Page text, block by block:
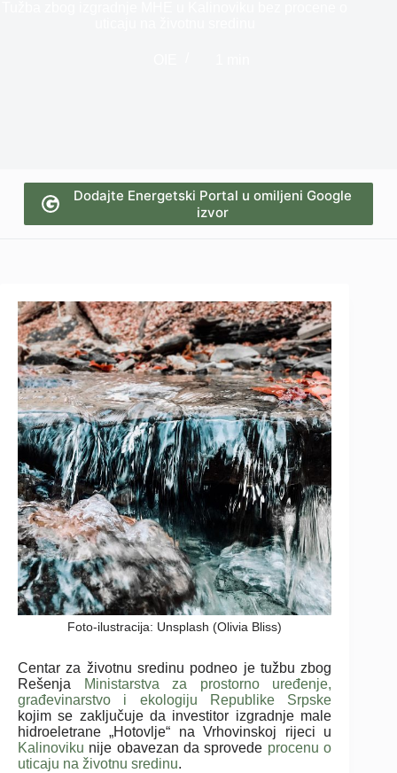
Dodajte Energetski Portal u omiljeni Google
izvor
Foto-ilustracija: Unsplash (Olivia Bliss)
Centar za životnu sredinu podneo je tužbu zbog
Rešenja
Ministarstva za prostorno uređenje,
građevinarstvo i ekologiju Republike Srpske
kojim se zaključuje da investitor izgradnje male
hidroeletrane „Hotovlje“ na Vrhovinskoj rijeci u
Kalinoviku nije obavezan da sprovede procenu o
uticaju na životnu sredinu.